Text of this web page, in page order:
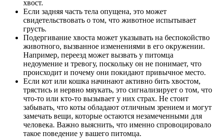
хвост.
Если задняя часть тела опущена, это может
свидетельствовать о том, что животное испытывает
грусть.
Подергивание хвоста может указывать на беспокойство
животного, вызванное изменениями в его окружении.
Например, переезд может вызвать у питомца
недоумение и тревогу, поскольку он не понимает, что
происходит и почему они покидают привычное место.
Если кот или кошка начинают активно бить хвостом,
трястись и нервно мяукать, это сигнализирует о том, что
что-то или кто-то вызывает у них страх. Не стоит
забывать, что коты обладают отличным зрением и могут
замечать вещи, которые остаются незамеченными для
человека. Важно выяснить, что именно спровоцировало
такое поведение у вашего питомца.